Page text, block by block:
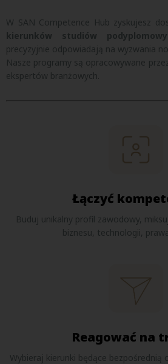
W SAN Competence Hub zyskujesz
kierunków studiów
precyzyjnie odpowiadają na wyzwania
Nasze programy są opracowywane
ekspertów branżowych.
Łączyć
Buduj unikalny profil zawodowy,
biznesu, technologii,
Reagować na
Wybieraj kierunki będące bezpośrednią